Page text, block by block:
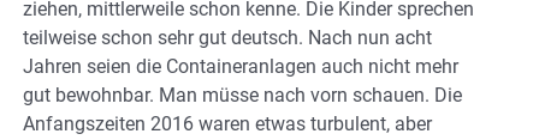
ziehen, mittlerweile schon kenne. Die Kinder sprechen
teilweise schon sehr gut deutsch. Nach nun acht
Jahren seien die Containeranlagen auch nicht mehr
gut bewohnbar. Man müsse nach vorn schauen. Die
Anfangszeiten 2016 waren etwas turbulent, aber